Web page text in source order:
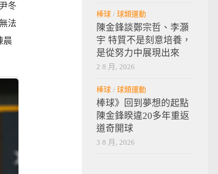
冬
法
晨
棒球 / 球類運動
陳金鋒談鄭宗哲、李灝
宇 特質不是刻意培養，
是從努力中展現出來
2 8 月, 2026
棒球 / 球類運動
棒球》回到夢想的起點
陳金鋒睽違20多年重返
道奇開球
3 8 月, 2026